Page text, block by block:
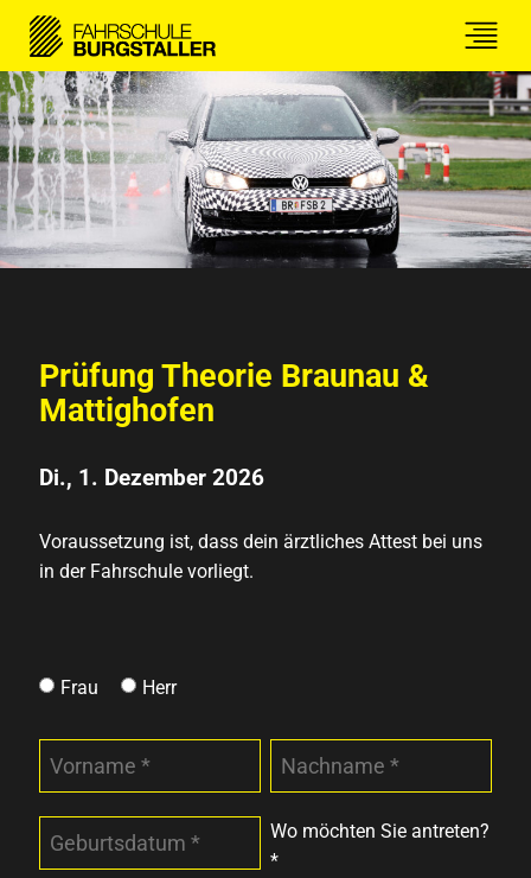
Prüfung Theorie Braunau &
Mattighofen
Di., 1. Dezember 2026
Voraussetzung ist, dass dein ärztliches Attest bei uns
in der Fahrschule vorliegt.
Frau Herr
Wo möchten Sie antreten?
*